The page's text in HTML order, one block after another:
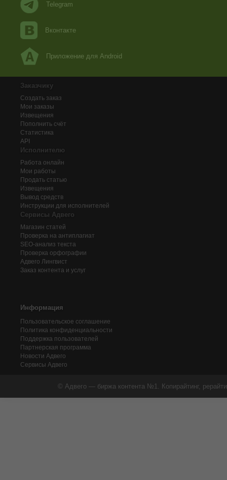
Telegram
Вконтакте
Приложение для Android
Заказчику
Создать заказ
Мои заказы
Извещения
Пополнить счёт
Статистика
API
Исполнителю
Работа онлайн
Мои работы
Продать статью
Извещения
Вывод средств
Инструкции для исполнителей
Сервисы Адвего
Магазин статей
Проверка на антиплагиат
SEO-анализ текста
Проверка орфографии
Адвего Лингвист
Заказ контента и услуг
Информация
Пользовательское соглашение
Политика конфиденциальности
Поддержка пользователей
Партнерская программа
Новости Адвего
Сервисы Адвего
© Адвего — биржа контента №1. Копирайтинг,